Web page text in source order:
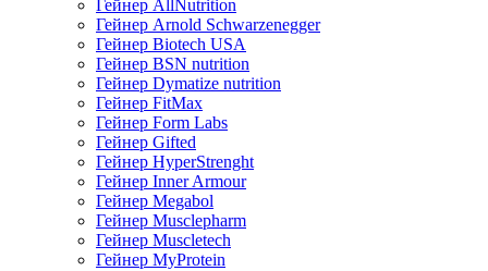
Гейнер AllNutrition
Гейнер Arnold Schwarzenegger
Гейнер Biotech USA
Гейнер BSN nutrition
Гейнер Dymatize nutrition
Гейнер FitMax
Гейнер Form Labs
Гейнер Gifted
Гейнер HyperStrenght
Гейнер Inner Armour
Гейнер Megabol
Гейнер Musclepharm
Гейнер Muscletech
Гейнер MyProtein